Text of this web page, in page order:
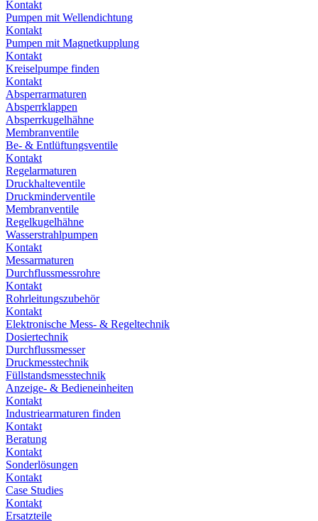
Kontakt
Pumpen mit Wellendichtung
Kontakt
Pumpen mit Magnetkupplung
Kontakt
Kreiselpumpe finden
Kontakt
Absperrarmaturen
Absperrklappen
Absperrkugelhähne
Membranventile
Be- & Entlüftungsventile
Kontakt
Regelarmaturen
Druckhalteventile
Druckminderventile
Membranventile
Regelkugelhähne
Wasserstrahlpumpen
Kontakt
Messarmaturen
Durchflussmessrohre
Kontakt
Rohrleitungszubehör
Kontakt
Elektronische Mess- & Regeltechnik
Dosiertechnik
Durchflussmesser
Druckmesstechnik
Füllstandsmesstechnik
Anzeige- & Bedieneinheiten
Kontakt
Industriearmaturen finden
Kontakt
Beratung
Kontakt
Sonderlösungen
Kontakt
Case Studies
Kontakt
Ersatzteile